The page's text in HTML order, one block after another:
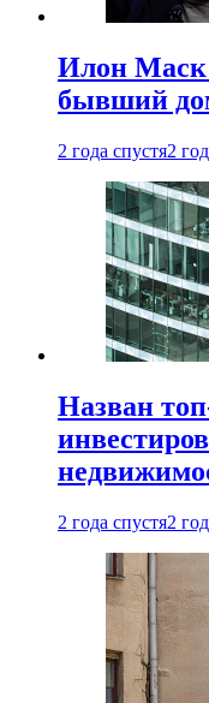
Илон Маск
бывший
2 года спустя2
Назван
2 года спустя2